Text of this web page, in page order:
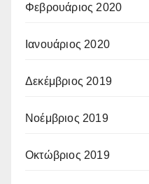
Φεβρουάριος 2020
Ιανουάριος 2020
Δεκέμβριος 2019
Νοέμβριος 2019
Οκτώβριος 2019